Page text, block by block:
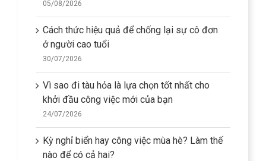
05/08/2026
Cách thức hiệu quả để chống lại sự cô đơn
ở người cao tuổi
30/07/2026
Vì sao đi tàu hỏa là lựa chọn tốt nhất cho
khởi đầu công việc mới của bạn
24/07/2026
Kỳ nghỉ biển hay công việc mùa hè? Làm thế
nào để có cả hai?